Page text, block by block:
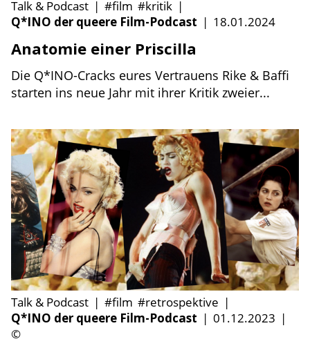
Talk & Podcast | #film #kritik |
Q*INO der queere Film-Podcast | 18.01.2024
Anatomie einer Priscilla
Die Q*INO-Cracks eures Vertrauens Rike & Baffi
starten ins neue Jahr mit ihrer Kritik zweier...
Talk & Podcast | #film #retrospektive |
Q*INO der queere Film-Podcast | 01.12.2023 |
©